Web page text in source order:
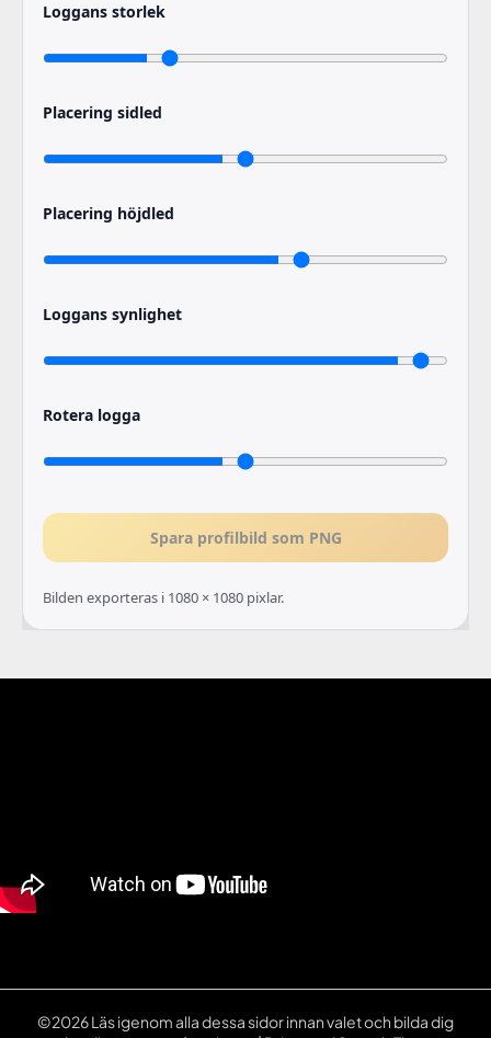
Loggans storlek
Placering sidled
Placering höjdled
Loggans synlighet
Rotera logga
Spara profilbild som PNG
Bilden exporteras i 1080 × 1080 pixlar.
©2026 Läs igenom alla dessa sidor innan valet och bilda dig